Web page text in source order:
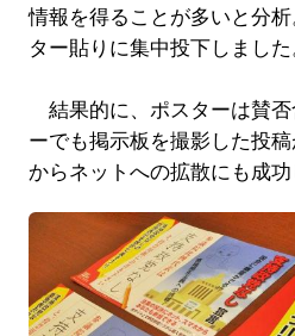
情報を得ることが多いと分
ター貼りに集中投下しました
結果的に、ポスターは賛否
ーでも掲示板を撮影した投
からネットへの拡散にも成功